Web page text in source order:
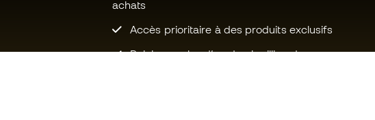
achats
Accès prioritaire à des produits exclusifs
Rejoignez plus d’un demi-million de